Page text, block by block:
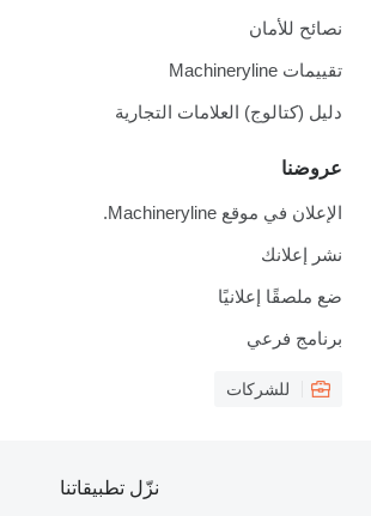
نصائح للأمان
تقييمات Machineryline
دليل (كتالوج) العلامات التجارية
عروضنا
الإعلان في موقع Machineryline.
نشر إعلانك
ضع ملصقًا إعلانيًا
برنامج فرعي
للشركات
نزّل تطبيقاتنا